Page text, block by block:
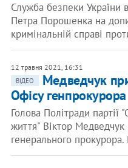
Служба безпеки України
Петра Порошенка на
кримінальній справі
12 травня 2021, 16:31
ВІДЕО
Медведчук
Офісу генпрокурора
Голова Політради
життя" Віктор
генерального